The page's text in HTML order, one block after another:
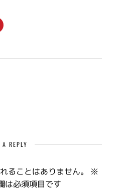
A REPLY
ることはありません。
※
は必須項目です